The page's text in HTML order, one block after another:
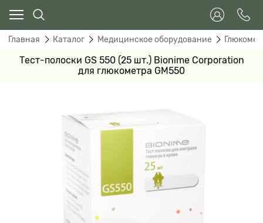
Главная Каталог Медицинское оборудование
Тест-полоски GS 550 (25 шт.) Bionime Corporation
для глюкометра GM550